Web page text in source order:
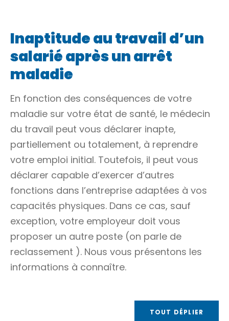
Inaptitude au travail d’un
salarié après un arrêt
maladie
En fonction des conséquences de votre
maladie sur votre état de santé, le médecin
du travail peut vous déclarer inapte,
partiellement ou totalement, à reprendre
votre emploi initial. Toutefois, il peut vous
déclarer capable d’exercer d’autres
fonctions dans l’entreprise adaptées à vos
capacités physiques. Dans ce cas, sauf
exception, votre employeur doit vous
proposer un autre poste (on parle de
reclassement ). Nous vous présentons les
informations à connaître.
TOUT DÉPLIER